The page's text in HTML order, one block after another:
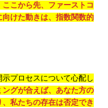
ここから先、ファーストコ
けた動きは、指数関数的
プロセスについて心配し
ングが合えば、あなた方の
私たちの存在は否定でき